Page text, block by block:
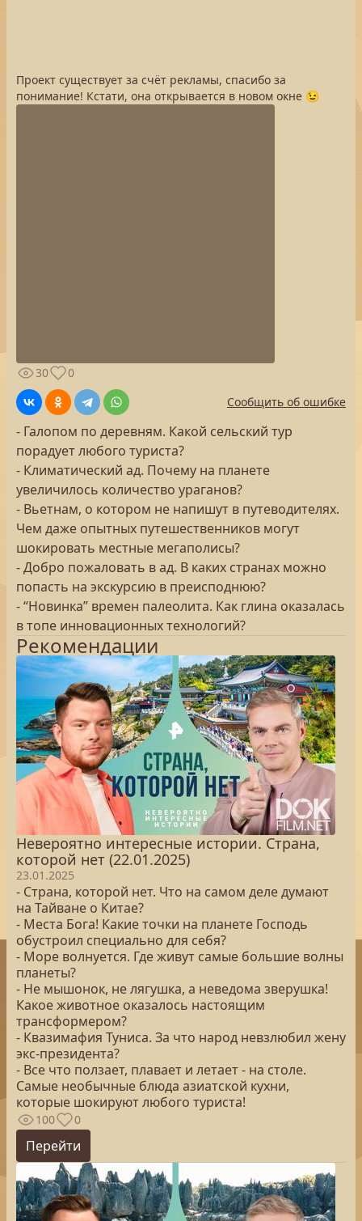
Проект существует за счёт рекламы, спасибо за
понимание! Кстати, она открывается в новом окне 😉
30
0
Сообщить об ошибке
- Галопом по деревням. Какой сельский тур
порадует любого туриста?
- Климатический ад. Почему на планете
увеличилось количество ураганов?
- Вьетнам, о котором не напишут в путеводителях.
Чем даже опытных путешественников могут
шокировать местные мегаполисы?
- Добро пожаловать в ад. В каких странах можно
попасть на экскурсию в преисподнюю?
- “Новинка” времен палеолита. Как глина оказалась
в топе инновационных технологий?
Рекомендации
Невероятно интересные истории. Страна,
которой нет (22.01.2025)
23.01.2025
- Страна, которой нет. Что на самом деле думают
на Тайване о Китае?
- Места Бога! Какие точки на планете Господь
обустроил специально для себя?
- Море волнуется. Где живут самые большие волны
планеты?
- Не мышонок, не лягушка, а неведома зверушка!
Какое животное оказалось настоящим
трансформером?
- Квазимафия Туниса. За что народ невзлюбил жену
экс-президента?
- Все что ползает, плавает и летает - на столе.
Самые необычные блюда азиатской кухни,
которые шокируют любого туриста!
100 0
Перейти